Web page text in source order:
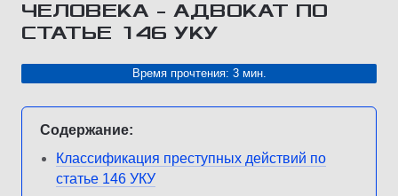
ЧЕЛОВЕКА – АДВОКАТ ПО
СТАТЬЕ 146 УКУ
Время прочтения: 3 мин.
Содержание:
Классификация преступных действий по
статье 146 УКУ